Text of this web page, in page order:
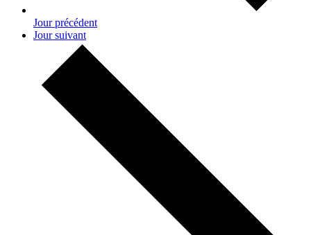
Jour précédent
Jour suivant